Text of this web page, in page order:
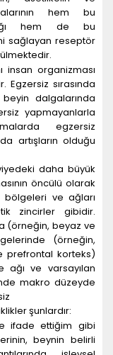
hem bu
hem de bu
sağlayan reseptör
insan organizması
Egzersiz sırasında
dalgalarında
yapmayanlarla
egzersiz
artışların olduğu
daha büyük
öncülü olarak
bölgeleri ve ağları
zincirler gibidir.
(örneğin, beyaz ve
(örneğin,
prefrontal korteks)
ve varsayılan
makro düzeyde
şunlardır:
ifade ettiğim gibi
beynin belirli